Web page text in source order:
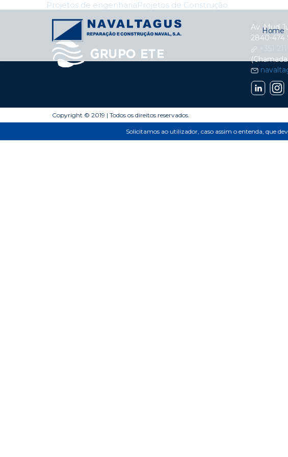
Home
Navegação
nos
Posts
Projetos de engenhariaProjetos de Construção
Av. Mud
2840-474
Copyright © 2019 | Todos os direitos reservados.
Solicitamos ao utilizador, caso assim o entenda, que